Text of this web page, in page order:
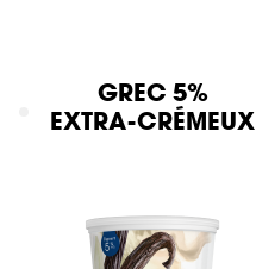
GREC 5%
EXTRA-CRÉMEUX